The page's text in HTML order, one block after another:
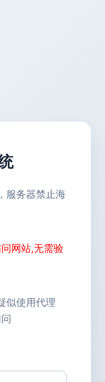
服务器禁止海
网站,无需验
似使用代理